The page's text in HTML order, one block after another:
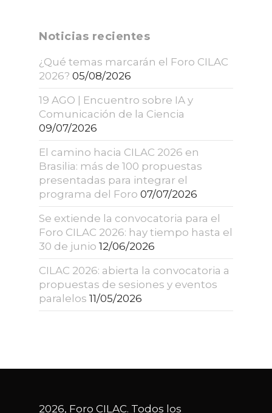
Noticias recientes
¿Qué temas marcarán el Foro CILAC
2026? 05/08/2026
19 AGO | Encuentro sobre IA y
Comunicación de la Ciencia
09/07/2026
El camino hacia CILAC 2026 en
Brasilia: más de 100 propuestas
presentadas para integrar el
programa del Foro 07/07/2026
Se extiende la convocatoria para el
Foro CILAC 2026: hay tiempo hasta el
30 de junio 12/06/2026
CILAC 2026: abierta la convocatoria a
propuestas de sesiones y eventos
paralelos 11/05/2026
2026, Foro CILAC. Todos los